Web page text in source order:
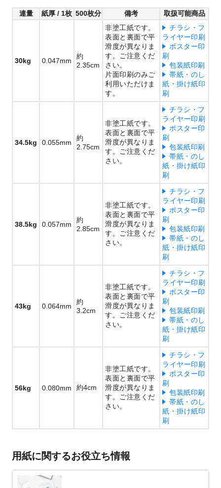
連量 紙厚 / 1枚 500枚分 備考 取扱可能商品
30kg 0.047mm
約
2.35cm
非塗工紙です。
表面と裏面で平
滑度が異なりま
す。ご注意くだ
さい。
片面印刷のみご
利用いただけま
す。
チラシ・フ
ライヤー印刷
ポスター印
刷
包装紙印刷
帯紙・のし
紙・掛け紙印
刷
34.5kg 0.055mm
約
2.75cm
非塗工紙です。
表面と裏面で平
滑度が異なりま
す。ご注意くだ
さい。
チラシ・フ
ライヤー印刷
ポスター印
刷
包装紙印刷
帯紙・のし
紙・掛け紙印
刷
38.5kg 0.057mm
約
2.85cm
非塗工紙です。
表面と裏面で平
滑度が異なりま
す。ご注意くだ
さい。
チラシ・フ
ライヤー印刷
ポスター印
刷
包装紙印刷
帯紙・のし
紙・掛け紙印
刷
43kg 0.064mm
約
3.2cm
非塗工紙です。
表面と裏面で平
滑度が異なりま
す。ご注意くだ
さい。
チラシ・フ
ライヤー印刷
ポスター印
刷
包装紙印刷
帯紙・のし
紙・掛け紙印
刷
56kg 0.080mm 約4cm
非塗工紙です。
表面と裏面で平
滑度が異なりま
す。ご注意くだ
さい。
チラシ・フ
ライヤー印刷
ポスター印
刷
包装紙印刷
帯紙・のし
紙・掛け紙印
刷
用紙に関するお役立ち情報